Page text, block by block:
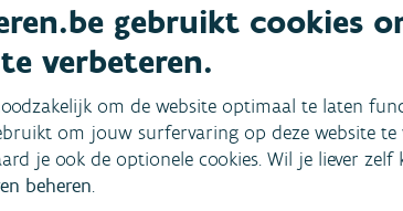
gebruikt cookies
verbeteren.
om de website optimaal te laten
om jouw surfervaring op deze website te
je ook de optionele cookies. Wil je liever zelf
beheren.